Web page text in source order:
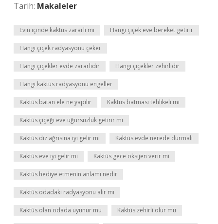
Tarih: Makaleler
Evin içinde kaktüs zararlı mı Hangi çiçek eve bereket getirir
Hangi çiçek radyasyonu çeker
Hangi çiçekler evde zararlıdır Hangi çiçekler zehirlidir
Hangi kaktüs radyasyonu engeller
Kaktüs batan ele ne yapılır Kaktüs batması tehlikeli mi
Kaktüs çiçeği eve uğursuzluk getirir mi
Kaktüs diz ağrısına iyi gelir mi Kaktüs evde nerede durmalı
Kaktüs eve iyi gelir mi Kaktüs gece oksijen verir mi
Kaktüs hediye etmenin anlamı nedir
Kaktüs odadaki radyasyonu alır mı
Kaktüs olan odada uyunur mu Kaktüs zehirli olur mu